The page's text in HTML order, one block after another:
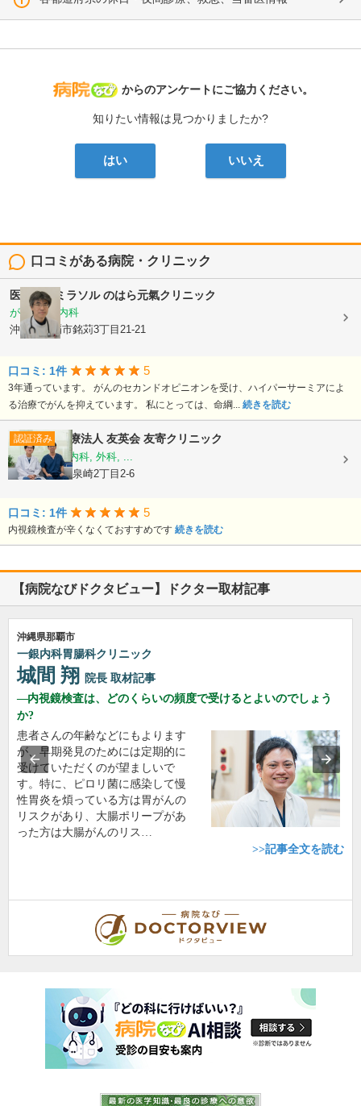
病院なび
からのアンケートにご協力ください。
知りたい情報は見つかりましたか?
はい いいえ
口コミがある病院・クリニック
医療法人ミラソルのはら元氣クリニック
がん内科, 内科
沖縄県那覇市銘苅3丁目21-21
口コミ: 1件 5
3年通っています。 がんのセカンドオピニオンを受け、ハイパーサーミアによ
る治療でがんを抑えています。 私にとっては、命綱... 続きを読む
認証済み 医療法人 友英会 友寄クリニック
内科, 消化器内科, 外科, ...
沖縄県那覇市泉崎2丁目2-6
口コミ: 1件 5
内視鏡検査が辛くなくておすすめです 続きを読む
【病院なびドクタビュー】ドクター取材記事
沖縄県那覇市
一銀内科胃腸科クリニック
城間 翔 院長 取材記事
内視鏡検査は、どのくらいの頻度で受けるとよいのでしょう
か?
患者さんの年齢などにもよります
が、早期発見のためには定期的に
受けていただくのが望ましいで
す。特に、ピロリ菌に感染して慢
性胃炎を煩っている方は胃がんの
リスクがあり、大腸ポリープがあ
った方は大腸がんのリス…
>>記事全文を読む